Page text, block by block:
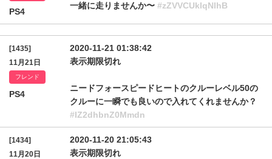
PS4
一緒に走りませんか〜 #zZVVCUklqNlhB
[1435]
11月21日
フレンド
PS4
2020-11-21 01:38:42
表示期限切れ
ニードフォースピードヒートのクルーレベル50の
クルーに一瞬でも良いので入れてくれませんか？
#IZ2dhbnZ0Mmdn
[1434]
11月20日
2020-11-20 21:05:43
表示期限切れ